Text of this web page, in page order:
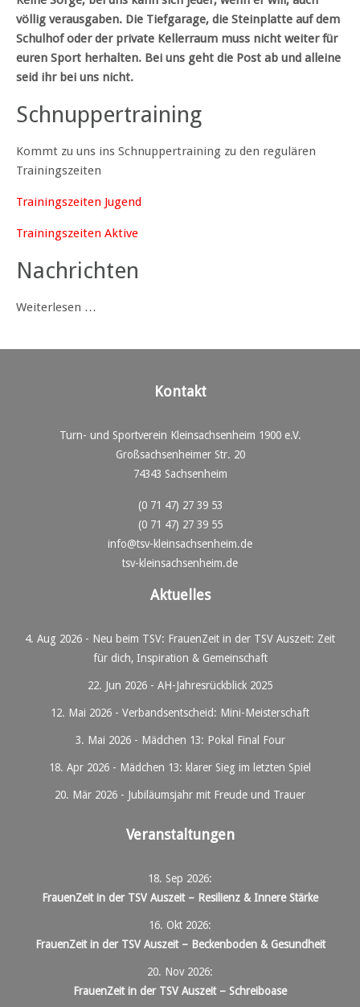
völlig verausgaben. Die Tiefgarage, die Steinplatte auf dem
Schulhof oder der private Kellerraum muss nicht weiter für
euren Sport herhalten. Bei uns geht die Post ab und alleine
seid ihr bei uns nicht.
Schnuppertraining
Kommt zu uns ins Schnuppertraining zu den regulären
Trainingszeiten
Trainingszeiten Jugend
Trainingszeiten Aktive
Nachrichten
Weiterlesen …
Kontakt
Turn- und Sportverein Kleinsachsenheim 1900 e.V.
Großsachsenheimer Str. 20
74343 Sachsenheim
(0 71 47) 27 39 53
(0 71 47) 27 39 55
info@tsv-kleinsachsenheim.de
tsv-kleinsachsenheim.de
Aktuelles
4. Aug 2026 - Neu beim TSV: FrauenZeit in der TSV Auszeit: Zeit
für dich, Inspiration & Gemeinschaft
22. Jun 2026 - AH-Jahresrückblick 2025
12. Mai 2026 - Verbandsentscheid: Mini-Meisterschaft
3. Mai 2026- Mädchen 13: Pokal Final Four
18. Apr 2026 - Mädchen 13: klarer Sieg im letzten Spiel
20. Mär 2026 - Jubiläumsjahr mit Freude und Trauer
Veranstaltungen
18. Sep 2026:
FrauenZeit in der TSV Auszeit – Resilienz & Innere Stärke
16. Okt 2026:
FrauenZeit in der TSV Auszeit – Beckenboden & Gesundheit
20. Nov 2026:
FrauenZeit in der TSV Auszeit – Schreiboase